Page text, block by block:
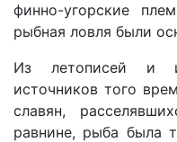
финно-угорские
рыбная ловля были
Из летописей и
источников того
славян,
равнине, рыба была